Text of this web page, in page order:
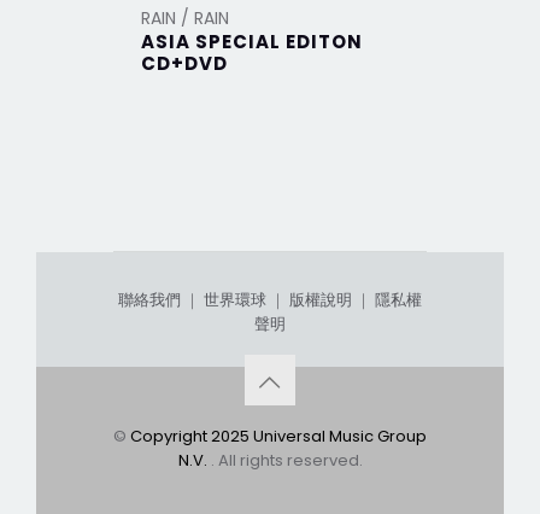
RAIN / RAIN
ASIA SPECIAL EDITON
CD+DVD
聯絡我們 ｜ 世界環球 ｜ 版權說明 ｜ 隱私權
聲明
© Copyright 2025 Universal Music Group
N.V. . All rights reserved.